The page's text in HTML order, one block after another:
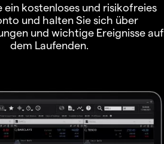
ein kostenloses und risikofreies
und halten Sie sich über
und wichtige Ereignisse auf
dem Laufenden.